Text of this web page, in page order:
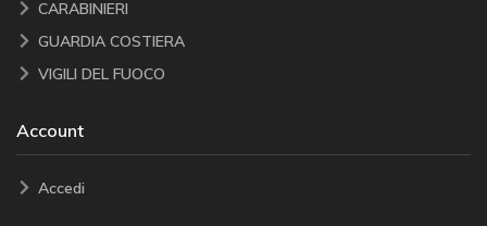
CARABINIERI
GUARDIA COSTIERA
VIGILI DEL FUOCO
Account
Accedi